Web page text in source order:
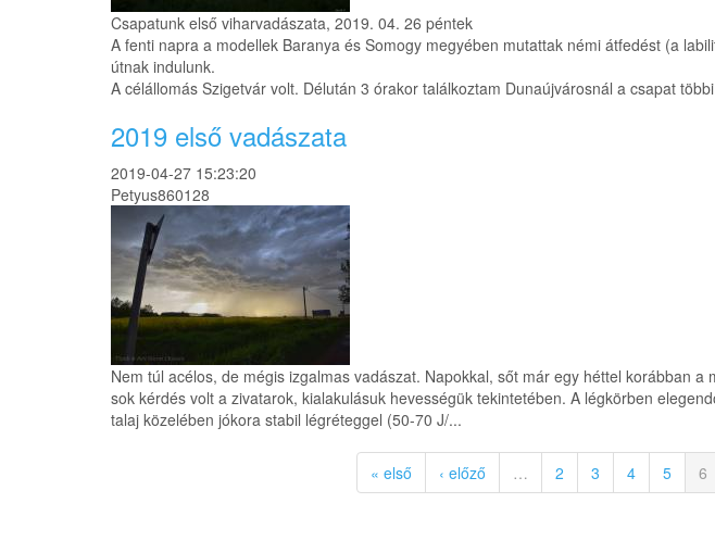
Csapatunk első viharvadászata, 2019. 04. 26 péntek
A fenti napra a modellek Baranya és Somogy megyében mutattak némi átfedést (a
útnak indulunk.
A célállomás Szigetvár volt. Délután 3 órakor találkoztam Dunaújvárosnál a csapat
2019 első vadászata
2019-04-27 15:23:20
Petyus860128
Nem túl acélos, de mégis izgalmas vadászat. Napokkal, sőt már egy héttel korábban
sok kérdés volt a zivatarok, kialakulásuk hevességük tekintetében. A légkörben
talaj közelében jókora stabil légréteggel (50-70 J/...
« első ‹ előző … 2 3 4 5 6